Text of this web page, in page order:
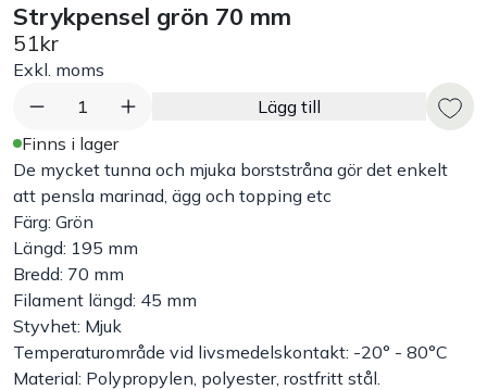
Arbetskläder
Plåtbyte
Monin
Handla efter bransch
Strykpensel grön 70 mm
51kr
Exkl. moms
1
Lägg till
Finns i lager
De mycket tunna och mjuka borststråna gör det enkelt
att pensla marinad, ägg och topping etc
Färg: Grön
Längd: 195 mm
Bredd: 70 mm
Filament längd: 45 mm
Styvhet: Mjuk
Temperaturområde vid livsmedelskontakt: -20° - 80°C
Material: Polypropylen, polyester, rostfritt stål.